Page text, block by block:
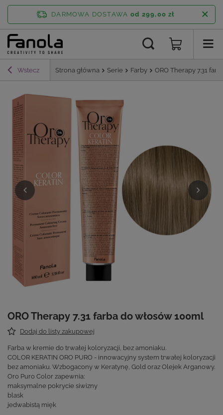
DARMOWA DOSTAWA od 299,00 zł
Wstecz Strona główna Serie Farby ORO Therapy 7.31
ORO Therapy 7.31 farba do włosów 100ml
Dodaj do listy zakupowej
Farba w kremie do trwałej koloryzacji, bez amoniaku.
COLOR KERATIN ORO PURO - innowacyjny system trwałej koloryzacji
bez amoniaku. Wzbogacony w Keratynę, Gold oraz Olejek Arganowy.
Oro Puro Color zapewnia:
maksymalne pokrycie siwizny
blask
jedwabistą mięk